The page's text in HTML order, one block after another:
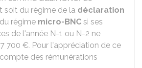
soit du régime de la déclaration
régime micro-BNC si ses
de l'année N-1 ou N-2 ne
700 €. Pour l'appréciation de ce
des rémunérations